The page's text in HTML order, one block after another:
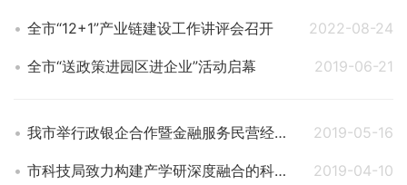
全市“12+1”产业链建设工作讲评会召开 2022-08-24
全市“送政策进园区进企业”活动启幕 2019-06-21
我市举行政银企合作暨金融服务民营经济洽谈会 2019-05-16
市科技局致力构建产学研深度融合的科技创新体系--助推民营经济创新绿色高质量发展 2019-04-10